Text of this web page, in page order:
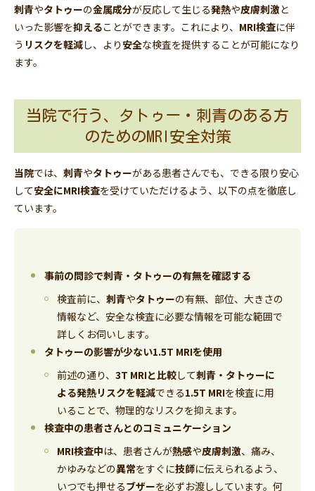
刺青やタトゥーの金属成分が反応して生じる発熱や皮膚刺激と
いった影響を抑えることができます。これにより、 MRI検査に伴
う リスクを軽減し、より 安全な検査を提供することが可能になり
ます。
当院で行う、タトゥー・刺青のある方
のためのMRI安全対策
当院では、 刺青やタトゥーがある患者さんでも、できる限り安心
して安全にMRI検査を受けていただけるよう、以下の点を徹底し
ています。
事前の問診で刺青・タトゥーの有無を確認する
検査前に、刺青やタトゥーの有無、部位、大きさの
情報など、安全な検査に必要な情報を可能な範囲で
詳しくお伺いします。
タトゥーの影響が少ない1.5T MRIを使用
前述の通り、3T MRIと比較して刺青・タトゥーに
よる発熱リスクを軽減できる1.5T MRIを検査に用
いることで、物理的なリスクを抑えます。
検査中の患者さんとのコミュニケーション
MRI検査中は、患者さんが熱感や皮膚刺激、痛み、
かゆみなどの異常をすぐに技師に伝えられるよう、
いつでも押せるブザーを必ずお渡ししています。何